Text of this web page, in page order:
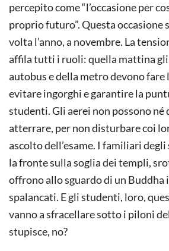
percepito come “l’occasione per
proprio futuro”. Questa occasione
volta l’anno, a novembre. La
affila tutti i ruoli: quella mattina
autobus e della metro devono fare
evitare ingorghi e garantire la
studenti. Gli aerei non possono né
atterrare, per non disturbare coi
ascolto dell’esame. I familiari
la fronte sulla soglia dei templi,
offrono allo sguardo di un
spalancati. E gli studenti, loro,
vanno a sfracellare sotto i piloni
stupisce, no?